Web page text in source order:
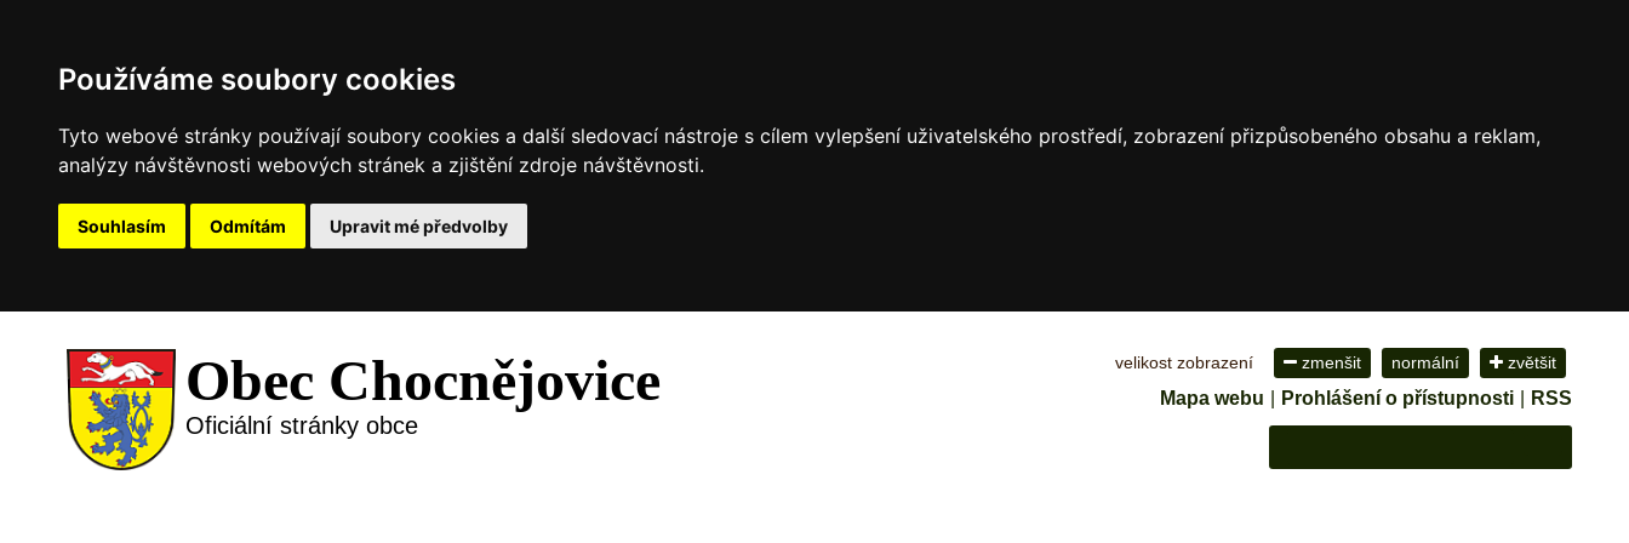
Používáme soubory cookies
Tyto webové stránky používají soubory cookies a další sledovací nástroje s cílem vylepšení uživatelského prostředí, zobrazení přizpůsobeného obsahu a reklam,
analýzy návštěvnosti webových stránek a zjištění zdroje návštěvnosti.
Souhlasím Odmítám Upravit mé předvolby
Obec Chocnějovice
Oficiální stránky obce
velikost zobrazení zmenšit normální zvětšit
Mapa webu Prohlášení o přístupnosti RSS